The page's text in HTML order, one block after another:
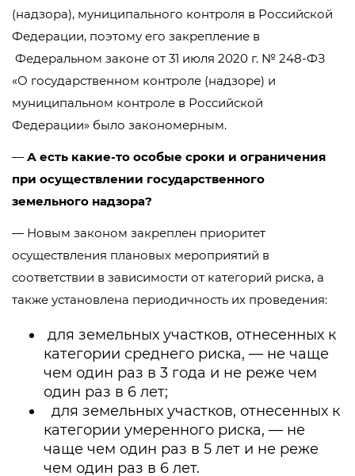
(надзора), муниципального контроля в Российской
Федерации, поэтому его закрепление в
Федеральном законе от 31 июля 2020 г. № 248-ФЗ
«О государственном контроле (надзоре) и
муниципальном контроле в Российской
Федерации» было закономерным.
— А есть какие-то особые сроки и ограничения
при осуществлении государственного
земельного надзора?
— Новым законом закреплен приоритет
осуществления плановых мероприятий в
соответствии в зависимости от категорий риска, а
также установлена периодичность их проведения:
для земельных участков, отнесенных к
категории среднего риска, — не чаще
чем один раз в 3 года и не реже чем
один раз в 6 лет;
для земельных участков, отнесенных к
категории умеренного риска, — не
чаще чем один раз в 5 лет и не реже
чем один раз в 6 лет.